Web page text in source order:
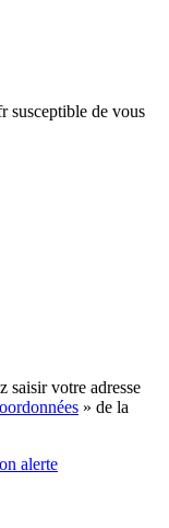
susceptible de vous
saisir votre adresse
» de la
alerte